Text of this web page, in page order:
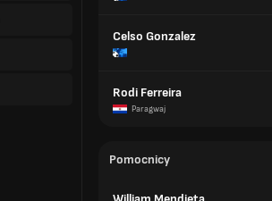
Celso Gonzalez
Rodi Ferreira
Paragwaj
Pomocnicy